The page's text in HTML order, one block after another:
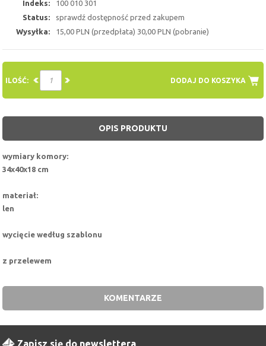
Indeks:
100 010 301
Status:
sprawdź dostępność przed zakupem
Wysyłka:
15,00 PLN (przedpłata) 30,00 PLN (pobranie)
DODAJ DO KOSZYKA
ILOŚĆ:
OPIS PRODUKTU
wymiary komory:
34x40x18 cm
materiał:
len
wycięcie według szablonu
z przelewem
KOMENTARZE
Zapisz się do newslettera